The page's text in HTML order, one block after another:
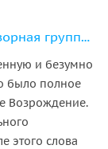
Ориентируемся во Флоренции — обзорная групповая экскурсия
и безумно
было полное
Возрождение.
этого слова